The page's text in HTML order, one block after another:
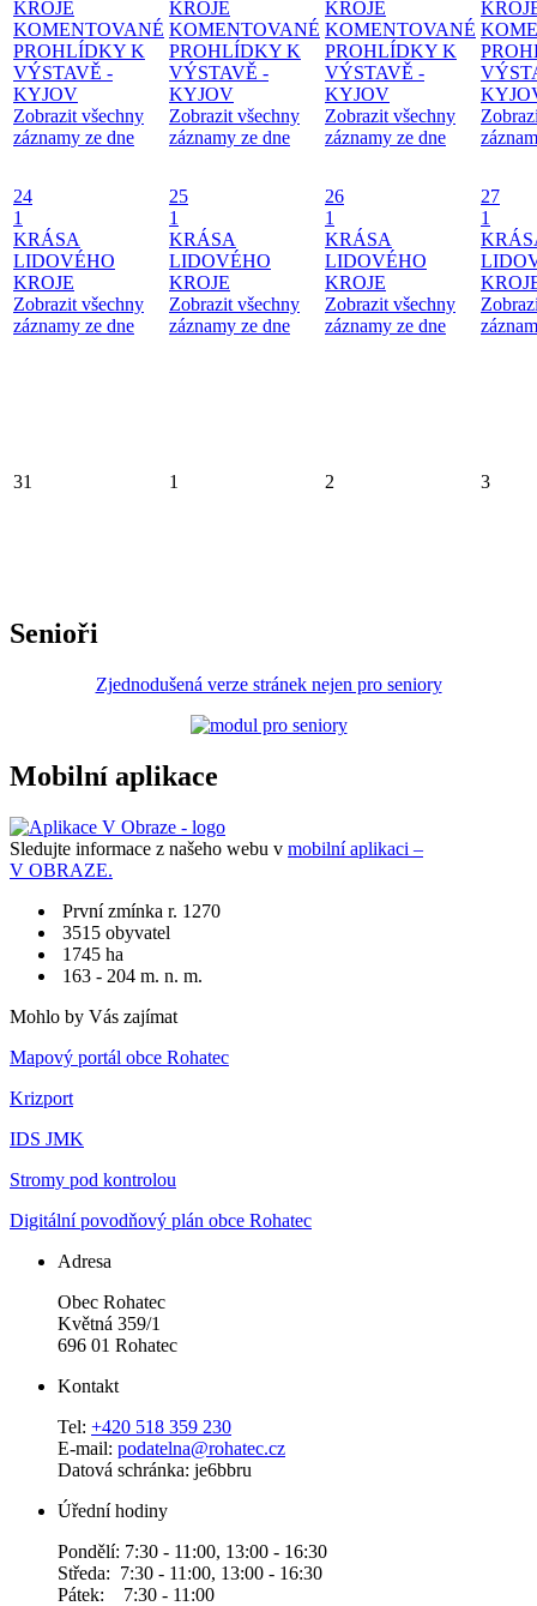
KROJE
KOMENTOVANÉ
PROHLÍDKY K
VÝSTAVĚ -
KYJOV
Zobrazit všechny
záznamy ze dne
KROJE
KOMENTOVANÉ
PROHLÍDKY K
VÝSTAVĚ -
KYJOV
Zobrazit všechny
záznamy ze dne
KROJE
KOMENTOVANÉ
PROHLÍDKY K
VÝSTAVĚ -
KYJOV
Zobrazit všechny
záznamy ze dne
24
1
KRÁSA
LIDOVÉHO
KROJE
Zobrazit všechny
záznamy ze dne
25
1
KRÁSA
LIDOVÉHO
KROJE
Zobrazit všechny
záznamy ze dne
26
1
KRÁSA
LIDOVÉHO
KROJE
Zobrazit všechny
záznamy ze dne
27
1
31 1 2 3
Senioři
Zjednodušená verze stránek nejen pro seniory
Mobilní aplikace
Sledujte informace z našeho webu v mobilní aplikaci –
V OBRAZE.
První zmínka r. 1270
3515 obyvatel
1745 ha
163 - 204 m. n. m.
Mohlo by Vás zajímat
Mapový portál obce Rohatec
Krizport
IDS JMK
Stromy pod kontrolou
Digitální povodňový plán obce Rohatec
Adresa
Obec Rohatec
Květná 359/1
696 01 Rohatec
Kontakt
Tel: +420 518 359 230
E-mail: podatelna@rohatec.cz
Datová schránka: je6bbru
Úřední hodiny
Pondělí: 7:30 - 11:00, 13:00 - 16:30
Středa: 7:30 - 11:00, 13:00 - 16:30
Pátek: 7:30 - 11:00